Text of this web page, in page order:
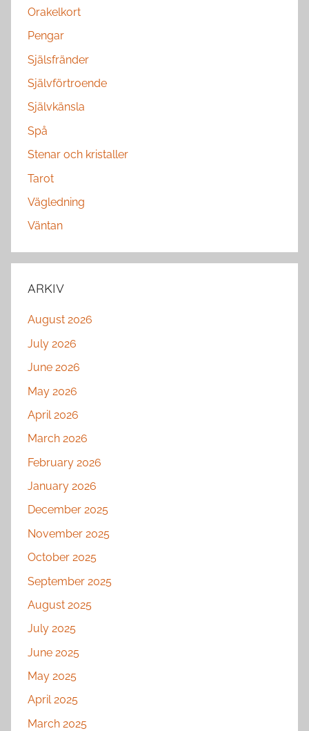
Orakelkort
Pengar
Själsfränder
Självförtroende
Självkänsla
Spå
Stenar och kristaller
Tarot
Vägledning
Väntan
ARKIV
August 2026
July 2026
June 2026
May 2026
April 2026
March 2026
February 2026
January 2026
December 2025
November 2025
October 2025
September 2025
August 2025
July 2025
June 2025
May 2025
April 2025
March 2025